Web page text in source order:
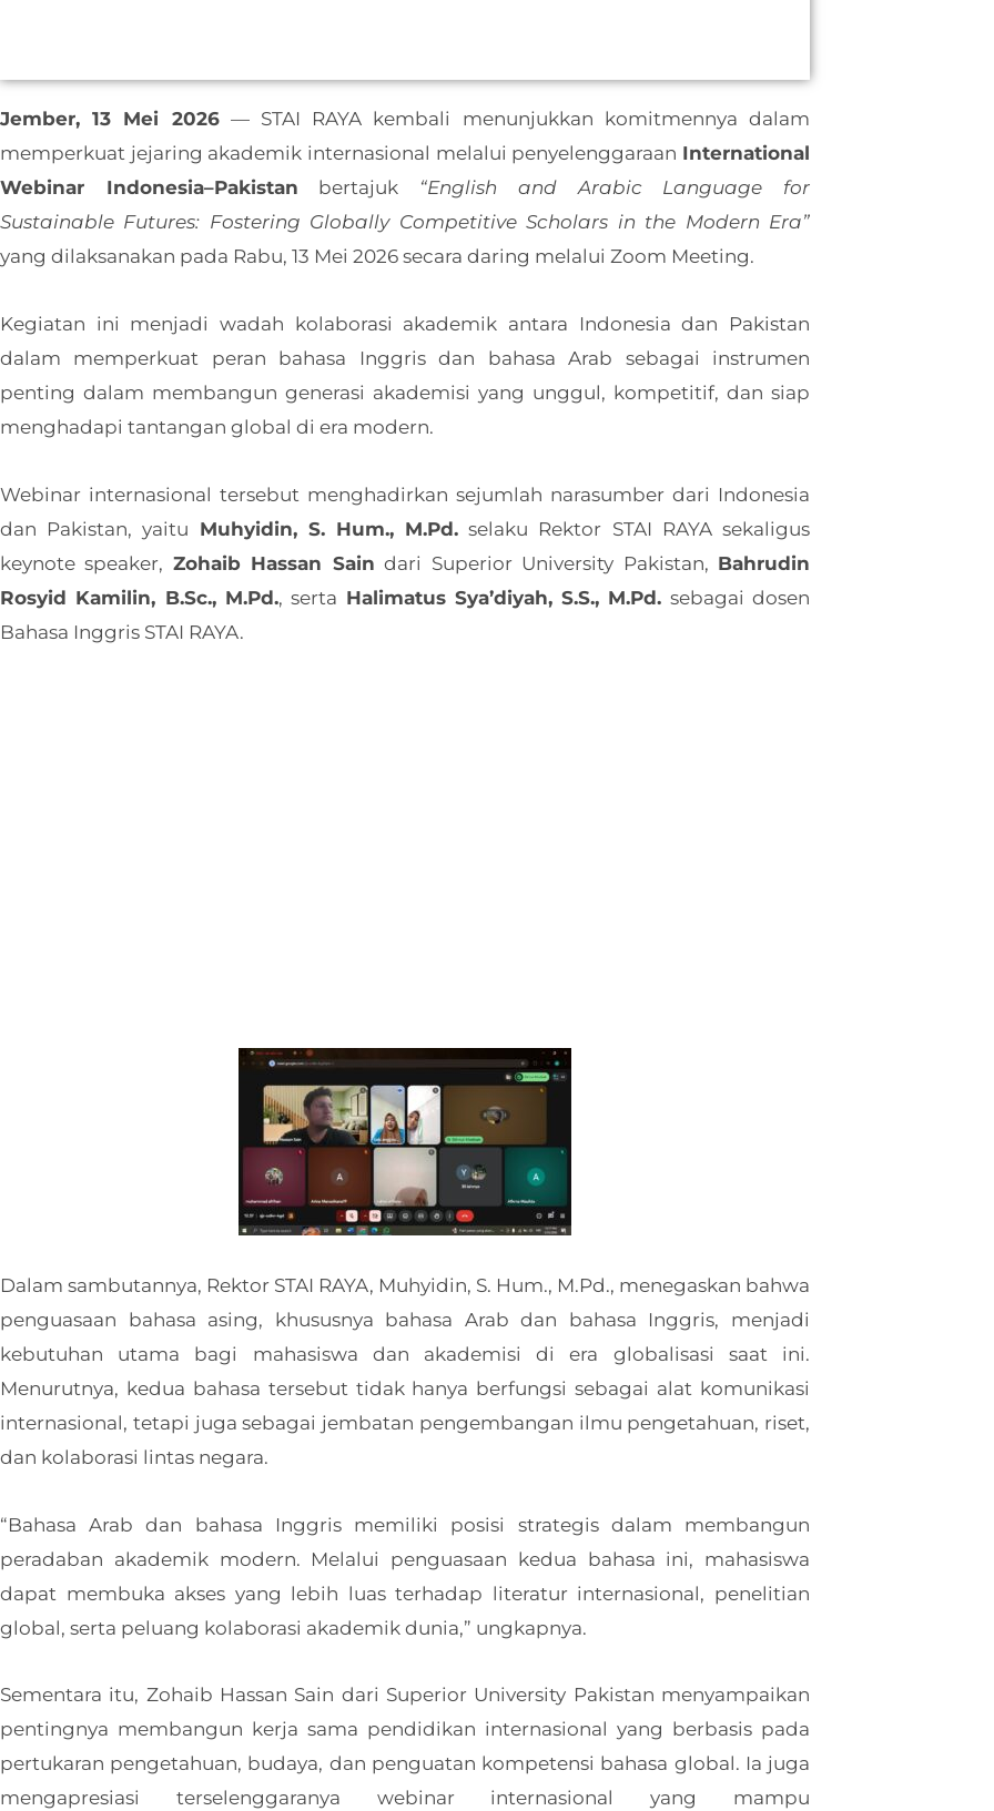
Jember, 13 Mei 2026— STAI RAYA kembali menunjukkan komitmennya dalam
memperkuat jejaring akademik internasional melalui penyelenggaraan International
Webinar Indonesia–Pakistan bertajuk “English and Arabic Language for
Sustainable Futures: Fostering Globally Competitive Scholars in the Modern Era”
yang dilaksanakan pada Rabu, 13 Mei 2026 secara daring melalui Zoom Meeting.
Kegiatan ini menjadi wadah kolaborasi akademik antara Indonesia dan Pakistan
dalam memperkuat peran bahasa Inggris dan bahasa Arab sebagai instrumen
penting dalam membangun generasi akademisi yang unggul, kompetitif, dan siap
menghadapi tantangan global di era modern.
Webinar internasional tersebut menghadirkan sejumlah narasumber dari Indonesia
dan Pakistan, yaitu Muhyidin, S. Hum., M.Pd. selaku Rektor STAI RAYA sekaligus
keynote speaker, Zohaib Hassan Sain dari Superior University Pakistan, Bahrudin
Rosyid Kamilin, B.Sc., M.Pd., serta Halimatus Sya’diyah, S.S., M.Pd. sebagai dosen
Bahasa Inggris STAI RAYA.
Dalam sambutannya, Rektor STAI RAYA, Muhyidin, S. Hum., M.Pd., menegaskan bahwa
penguasaan bahasa asing, khususnya bahasa Arab dan bahasa Inggris, menjadi
kebutuhan utama bagi mahasiswa dan akademisi di era globalisasi saat ini.
Menurutnya, kedua bahasa tersebut tidak hanya berfungsi sebagai alat komunikasi
internasional, tetapi juga sebagai jembatan pengembangan ilmu pengetahuan, riset,
dan kolaborasi lintas negara.
“Bahasa Arab dan bahasa Inggris memiliki posisi strategis dalam membangun
peradaban akademik modern. Melalui penguasaan kedua bahasa ini, mahasiswa
dapat membuka akses yang lebih luas terhadap literatur internasional, penelitian
global, serta peluang kolaborasi akademik dunia,” ungkapnya.
Sementara itu, Zohaib Hassan Sain dari Superior University Pakistan menyampaikan
pentingnya membangun kerja sama pendidikan internasional yang berbasis pada
pertukaran pengetahuan, budaya, dan penguatan kompetensi bahasa global. Ia juga
mengapresiasi terselenggaranya webinar internasional yang mampu